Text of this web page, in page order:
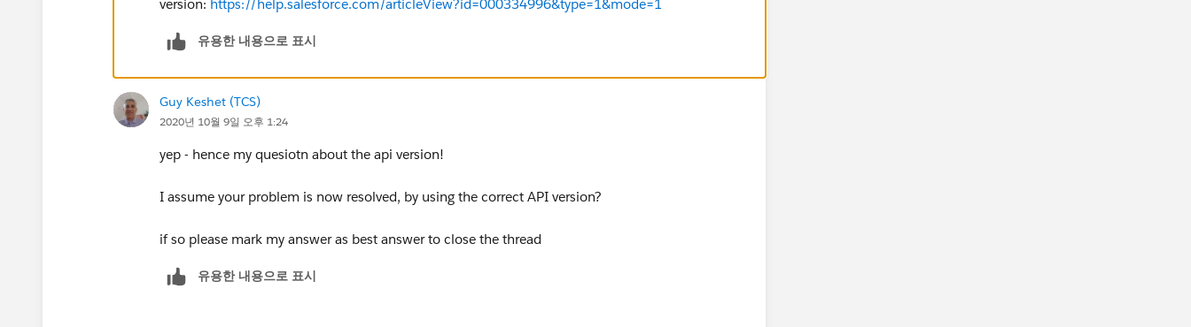
version: https://help.salesforce.com/articleView?id=000334996&type=1&mode=1
유용한 내용으로 표시
Guy Keshet (TCS)
2020년 10월 9일 오후 1:24
yep - hence my quesiotn about the api version!
I assume your problem is now resolved, by using the correct API version?
if so please mark my answer as best answer to close the thread
유용한 내용으로 표시